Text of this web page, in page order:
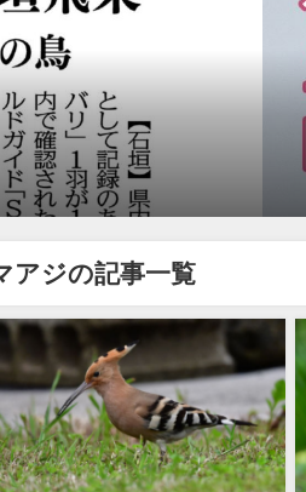
アジの記事一覧